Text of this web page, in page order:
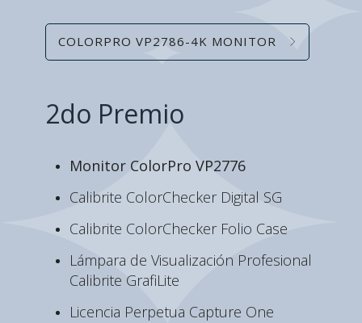
COLORPRO VP2786-4K MONITOR
2do Premio
Monitor ColorPro VP2776
Calibrite ColorChecker Digital SG
Calibrite ColorChecker Folio Case
Lámpara de Visualización Profesional
Calibrite GrafiLite
Licencia Perpetua Capture One